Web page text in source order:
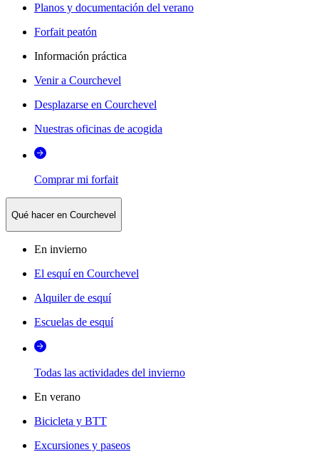
Planos y documentación del verano
Forfait peatón
Información práctica
Venir a Courchevel
Desplazarse en Courchevel
Nuestras oficinas de acogida
Comprar mi forfait
Qué hacer en Courchevel
En invierno
El esquí en Courchevel
Alquiler de esquí
Escuelas de esquí
Todas las actividades del invierno
En verano
Bicicleta y BTT
Excursiones y paseos